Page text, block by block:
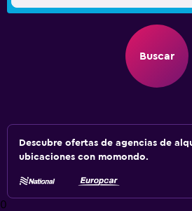
Buscar
Descubre ofertas de agencias de
ubicaciones con momondo.
0